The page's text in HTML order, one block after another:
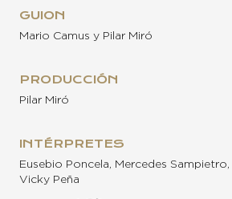
GUION
Mario Camus y Pilar Miró
PRODUCCIÓN
Pilar Miró
INTÉRPRETES
Eusebio Poncela, Mercedes
Vicky Peña